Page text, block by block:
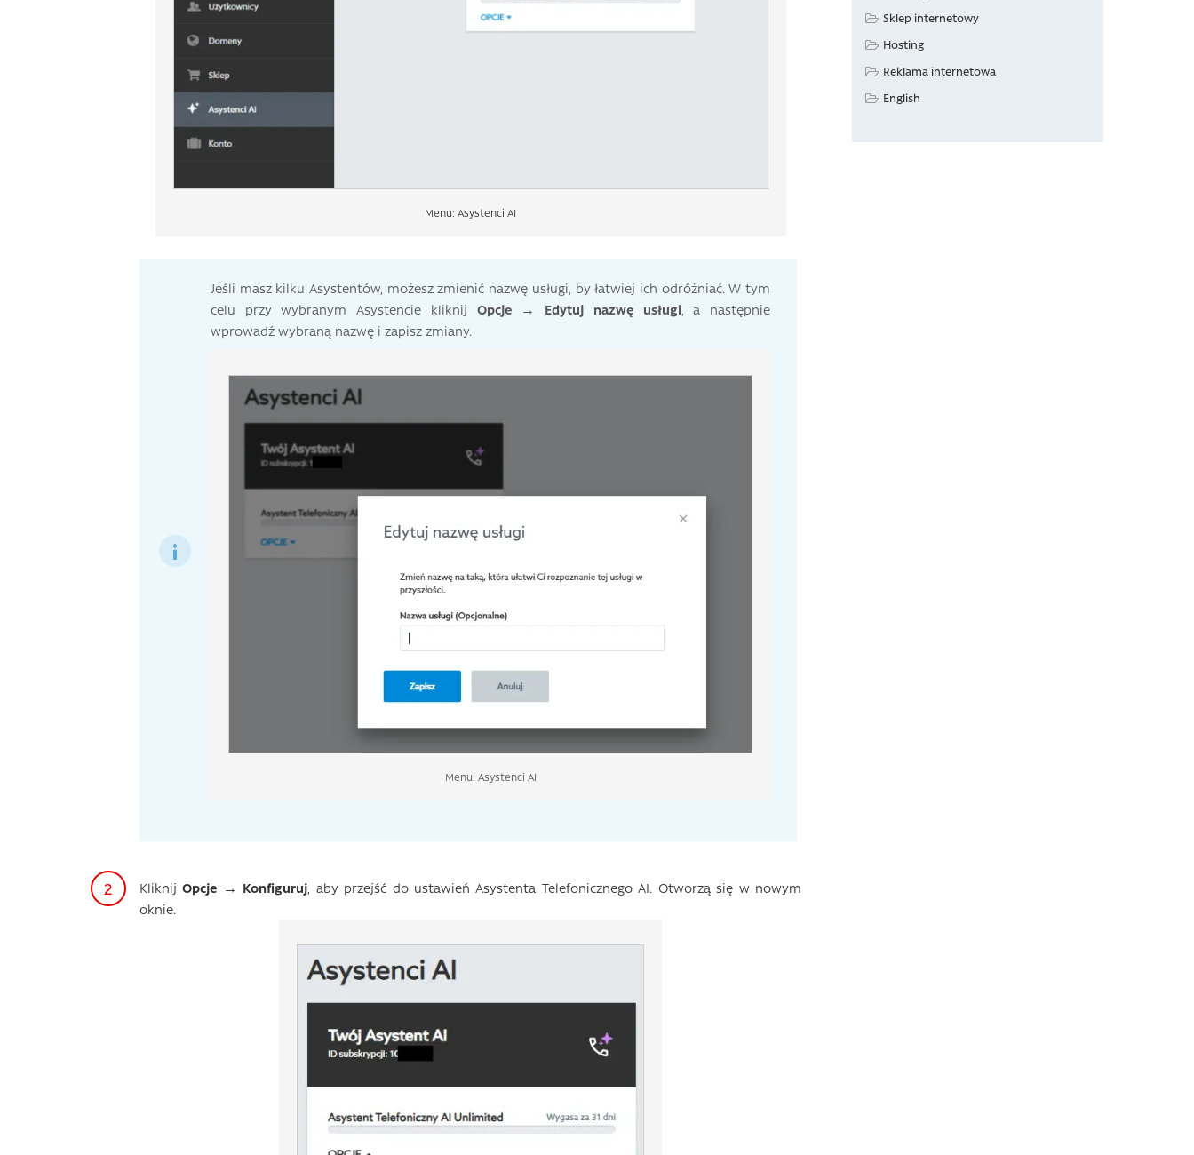
Menu: Asystenci AI
Jeśli masz kilku Asystentów, możesz zmienić nazwę usługi, by łatwiej ich odróżniać. W tym
celu przy wybranym Asystencie kliknij Opcje → Edytuj nazwę usługi, a następnie
wprowadź wybraną nazwę i zapisz zmiany.
Menu: Asystenci AI
KliknijOpcje → Konfiguruj, aby przejść do ustawień Asystenta Telefonicznego AI. Otworzą się w nowym
oknie.
Sklep internetowy
Hosting
Reklama internetowa
English